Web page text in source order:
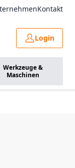
Kontakt
Login
Werkzeuge &
Maschinen